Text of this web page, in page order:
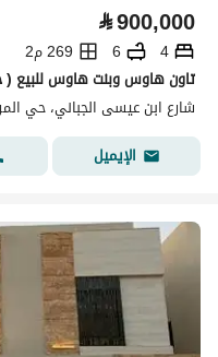
⃁900,000
4
6
269 م2
تاون هاوس وبنت هاوس للبيع
شارع ابن عيسى الجباني، حي
الإيميل